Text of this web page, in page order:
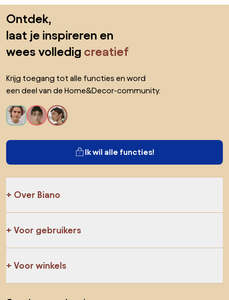
Ontdek,
laat je inspireren en
wees volledig creatief
Krijg toegang tot alle functies en word
een deel van de Home&Decor-community.
Ik wil alle functies!
Over Biano
Voor gebruikers
Voor winkels